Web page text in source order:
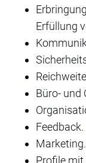
Erfüllung
Büro- und
Feedback.
Marketing.
Profile mit